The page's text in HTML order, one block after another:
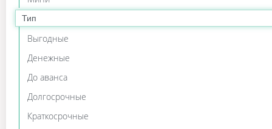
Тип
Выгодные
Денежные
До аванса
Долгосрочные
Краткосрочные